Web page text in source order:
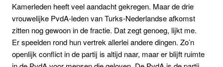
Kamerleden heeft veel aandacht gekregen. Maar de drie
vrouwelijke PvdA-leden van Turks-Nederlandse afkomst
zitten nog gewoon in de fractie. Dat zegt genoeg, lijkt me.
Er speelden rond hun vertrek allerlei andere dingen. Zo’n
openlijk conflict in de partij is altijd naar, maar er blijft ruimte